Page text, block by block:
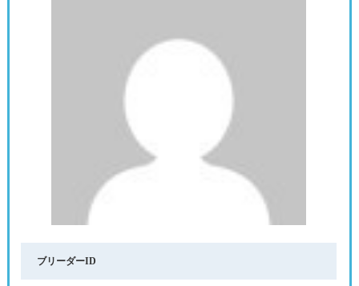
ブリーダーID